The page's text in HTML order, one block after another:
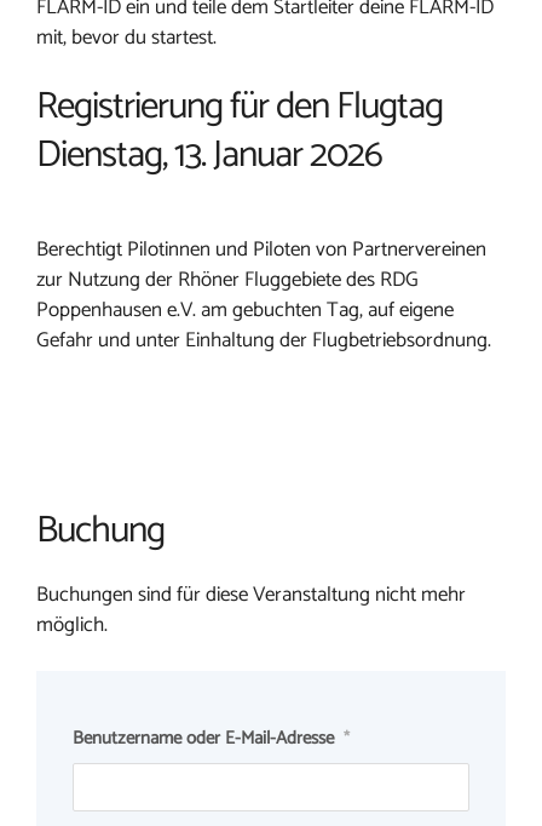
FLARM-ID ein und teile dem Startleiter deine FLARM-ID
mit, bevor du startest.
Registrierung für den Flugtag
Dienstag, 13. Januar 2026
Berechtigt Pilotinnen und Piloten von Partnervereinen
zur Nutzung der Rhöner Fluggebiete des RDG
Poppenhausen e.V. am gebuchten Tag, auf eigene
Gefahr und unter Einhaltung der Flugbetriebsordnung.
Buchung
Buchungen sind für diese Veranstaltung nicht mehr
möglich.
Benutzername oder E-Mail-Adresse *